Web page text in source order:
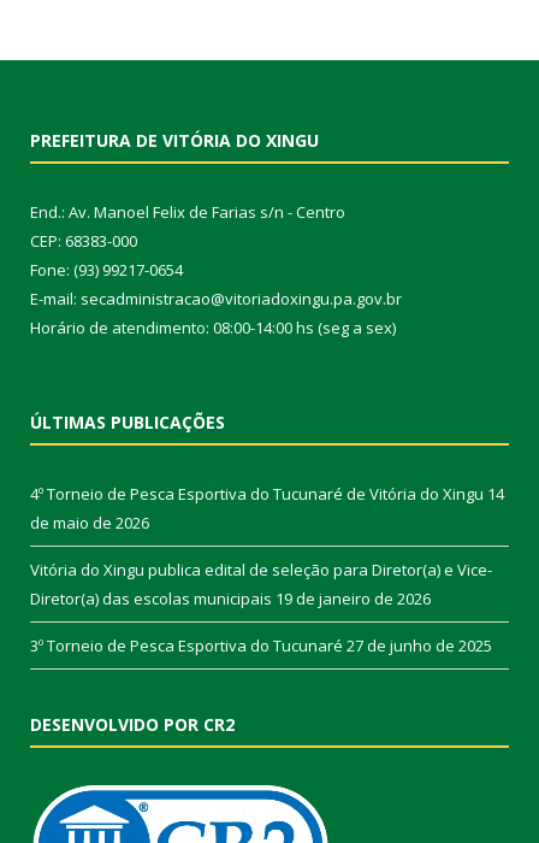
PREFEITURA DE VITÓRIA DO XINGU
End.: Av. Manoel Felix de Farias s/n - Centro
CEP: 68383-000
Fone: (93) 99217-0654
E-mail: secadministracao@vitoriadoxingu.pa.gov.br
Horário de atendimento: 08:00-14:00 hs (seg a sex)
ÚLTIMAS PUBLICAÇÕES
4º Torneio de Pesca Esportiva do Tucunaré de Vitória do Xingu 14
de maio de 2026
Vitória do Xingu publica edital de seleção para Diretor(a) e Vice-
Diretor(a) das escolas municipais 19 de janeiro de 2026
3º Torneio de Pesca Esportiva do Tucunaré 27 de junho de 2025
DESENVOLVIDO POR CR2